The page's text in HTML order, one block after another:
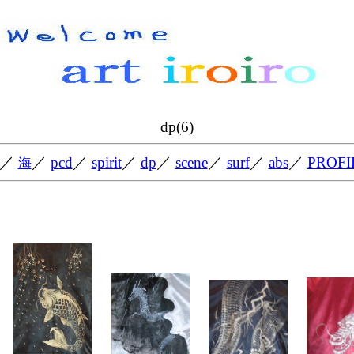
dp(6)
海／ pcd ／ spirit／ dp ／ scene／ surf／ abs／